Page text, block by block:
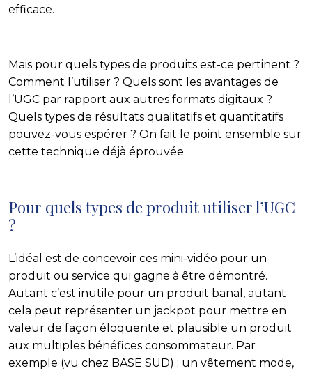
efficace.
Mais pour quels types de produits est-ce pertinent ?
Comment l’utiliser ? Quels sont les avantages de
l’UGC par rapport aux autres formats digitaux ?
Quels types de résultats qualitatifs et quantitatifs
pouvez-vous espérer ? On fait le point ensemble sur
cette technique déjà éprouvée.
Pour quels types de produit utiliser l’UGC
?
L’idéal est de concevoir ces mini-vidéo pour un
produit ou service qui gagne à être démontré.
Autant c’est inutile pour un produit banal, autant
cela peut représenter un jackpot pour mettre en
valeur de façon éloquente et plausible un produit
aux multiples bénéfices consommateur. Par
exemple (vu chez BASE SUD) : un vêtement mode,